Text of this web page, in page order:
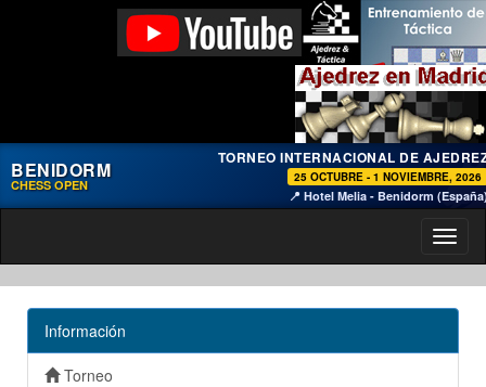
BENIDORM
CHESS OPEN
TORNEO INTERNACIONAL DE
25 OCTUBRE - 1 NOVIEMBRE, 2026
📍 Hotel Melia - Benidorm
Información
Torneo